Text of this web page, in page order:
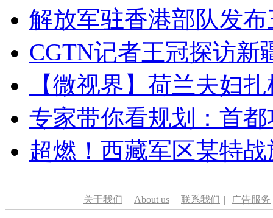
解放军驻香港部队发
CGTN记者王冠探访新
【微视界】荷兰夫妇
专家带你看规划：首
超燃！西藏军区某特
关于我们 | About us | 联系我们 | 广告服务